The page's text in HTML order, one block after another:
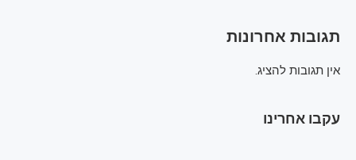
תגובות אחרונות
אין תגובות להציג.
עקבו אחרינו